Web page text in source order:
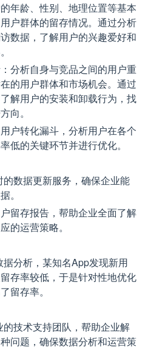
年龄、性别、地理位置等基本
户群体的留存情况。通过分析
数据，了解用户的兴趣爱好和
分析自身与竞品之间的用户重
的用户群体和市场机会。通过
解用户的安装和卸载行为，找
向。
户转化漏斗，分析用户在各个
低的关键环节并进行优化。
数据更新服务，确保企业能
。
留存报告，帮助企业全面了解
的运营策略。
分析，某知名App发现新用
存率较低，于是针对性地优化
留存率。
技术支持团队，帮助企业解
问题，确保数据分析和运营策